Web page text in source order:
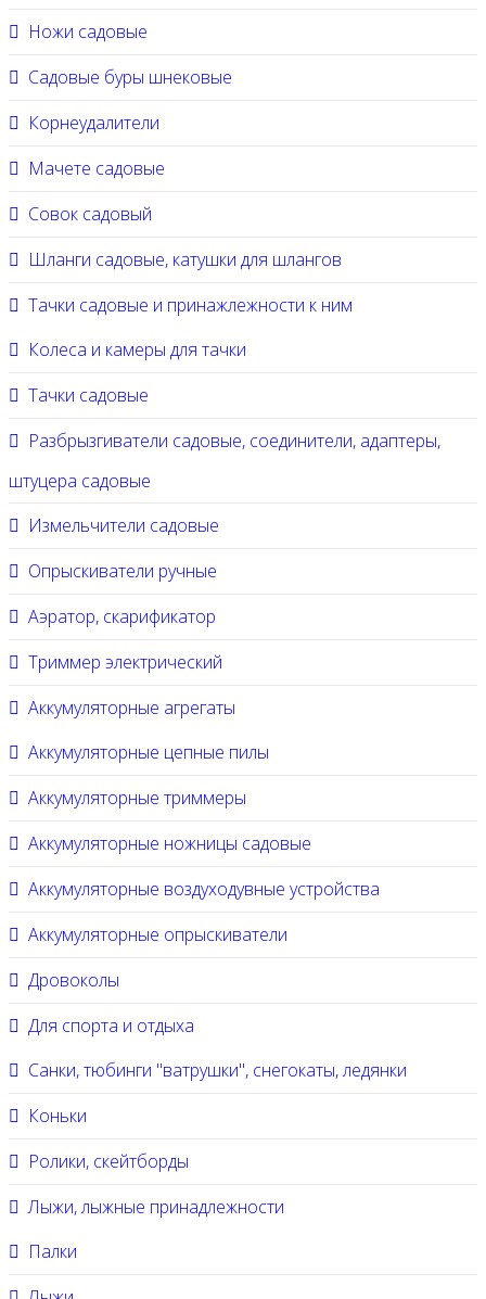
Ножи садовые
Садовые буры шнековые
Корнеудалители
Мачете садовые
Совок садовый
Шланги садовые, катушки для шлангов
Тачки садовые и принажлежности к ним
Колеса и камеры для тачки
Тачки садовые
Разбрызгиватели садовые, соединители, адаптеры,
штуцера садовые
Измельчители садовые
Опрыскиватели ручные
Аэратор, скарификатор
Триммер электрический
Аккумуляторные агрегаты
Аккумуляторные цепные пилы
Аккумуляторные триммеры
Аккумуляторные ножницы садовые
Аккумуляторные воздуходувные устройства
Аккумуляторные опрыскиватели
Дровоколы
Для спорта и отдыха
Санки, тюбинги "ватрушки", снегокаты, ледянки
Коньки
Ролики, скейтборды
Лыжи, лыжные принадлежности
Палки